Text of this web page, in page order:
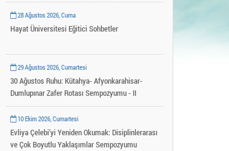
Uygulama ve Araştırma Merkezleri
YLSY Burs Programı
28 Ağustos 2026, Cuma
Hayat Üniversitesi Eğitici Sohbetler
29 Ağustos 2026, Cumartesi
30 Ağustos Ruhu: Kütahya- Afyonkarahisar-
Dumlupınar Zafer Rotası Sempozyumu - II
10 Ekim 2026, Cumartesi
Evliya Çelebi’yi Yeniden Okumak: Disiplinlerarası
ve Çok Boyutlu Yaklaşımlar Sempozyumu